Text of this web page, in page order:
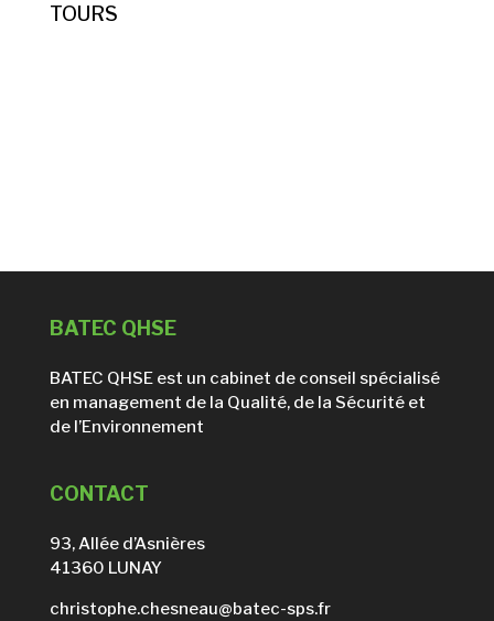
TOURS
BATEC QHSE
BATEC QHSE est un cabinet de conseil spécialisé
en management de la Qualité, de la Sécurité et
de l’Environnement
CONTACT
93, Allée d’Asnières
41360 LUNAY
christophe.chesneau@batec-sps.fr